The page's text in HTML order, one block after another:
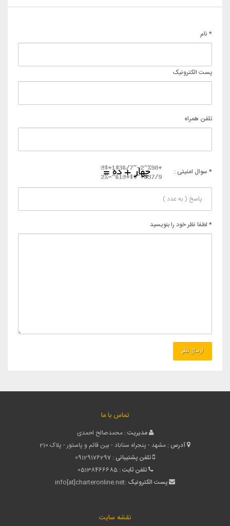
* نام
پست الکترونیک
تلفن همراه
* سوال امنیتی :
* لطفا نظر خود را بنویسید
تماس با ما
مدیریت : محمدصالح احمدی
آدرس : مشهد - پنجراه سناباد - بین قائم و پاستور - پلاک 210
تلفن پشتیبانی : 09129176297
تلفن ثابت : 05138466685
پست الکترونیک :info[at]charteronline.net
نقشه سایت